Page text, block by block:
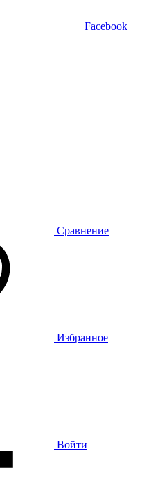
Facebook
Сравнение
Избранное
Войти